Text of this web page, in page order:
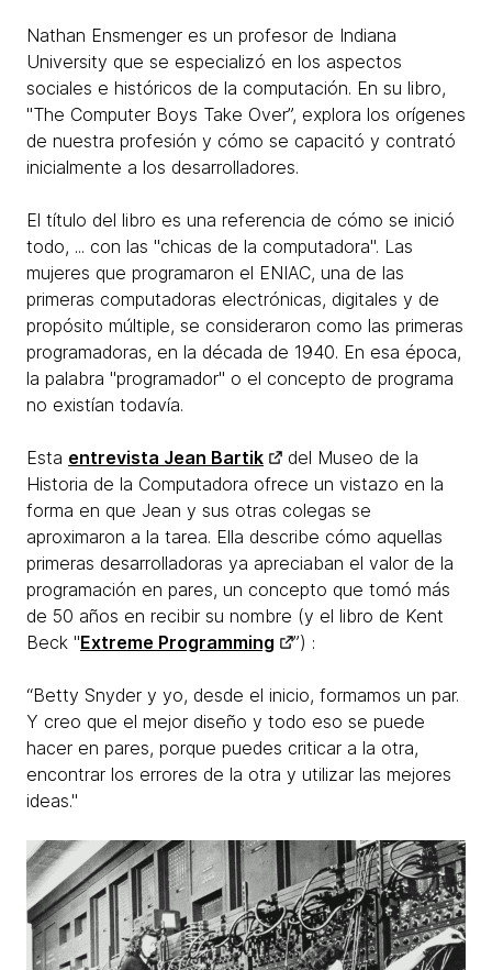
Nathan Ensmenger es un profesor de Indiana
University que se especializó en los aspectos
sociales e históricos de la computación. En su libro,
"The Computer Boys Take Over”, explora los orígenes
de nuestra profesión y cómo se capacitó y contrató
inicialmente a los desarrolladores.
El título del libro es una referencia de cómo se inició
todo, ... con las "chicas de la computadora". Las
mujeres que programaron el ENIAC, una de las
primeras computadoras electrónicas, digitales y de
propósito múltiple, se consideraron como las primeras
programadoras, en la década de 1940. En esa época,
la palabra "programador" o el concepto de programa
no existían todavía.
Esta entrevista Jean Bartik
del Museo de la
Historia de la Computadora ofrece un vistazo en la
forma en que Jean y sus otras colegas se
aproximaron a la tarea. Ella describe cómo aquellas
primeras desarrolladoras ya apreciaban el valor de la
programación en pares, un concepto que tomó más
de 50 años en recibir su nombre (y el libro de Kent
Beck​ "Extreme Programming ”) :
“Betty Snyder y yo, desde el inicio, formamos un par.
Y creo que el mejor diseño y todo eso se puede
hacer en pares, porque puedes criticar a la otra,
encontrar los errores de la otra y utilizar las mejores
ideas."​